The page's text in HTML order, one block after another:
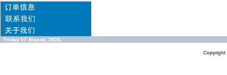
Friday 07 August, 2026